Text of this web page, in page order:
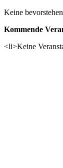
Keine
Kommende
<li>Keine